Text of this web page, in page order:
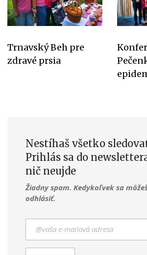
Trnavský Beh pre
zdravé prsia
Nestíhaš všetko
Prihlás sa do
nič neujde
Žiadny spam. Kedykoľvek sa
odhlásiť.